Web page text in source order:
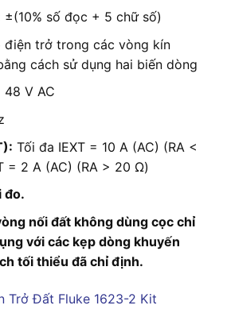
±(10% số đọc + 5 chữ số)
trở trong các vòng kín
cách sử dụng hai biến dòng
48 V AC
Tối đa IEXT = 10 A (AC) (RA <
= 2 A (AC) (RA > 20 Ω)
đo.
nối đất không dùng cọc chỉ
với các kẹp dòng khuyến
tối thiểu đã chỉ định.